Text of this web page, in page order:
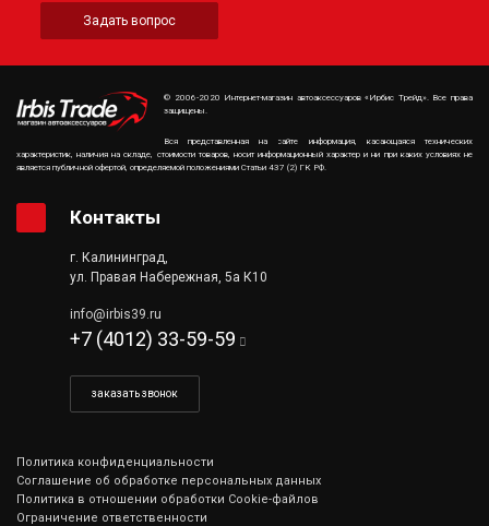
Задать вопрос
© 2006-2020 Интернет-магазин автоаксессуаров «Ирбис Трейд». Все права
защищены.
Вся представленная на сайте информация, касающаяся технических
характеристик, наличия на складе, стоимости товаров, носит информационный характер и ни при каких условиях не
является публичной офертой, определяемой положениями Статьи 437 (2) ГК РФ.
Контакты
г. Калининград,
ул. Правая Набережная, 5а К10
info@irbis39.ru
+7 (4012) 33-59-59
заказать звонок
Политика конфиденциальности
Соглашение об обработке персональных данных
Политика в отношении обработки Cookie-файлов
Ограничение ответственности